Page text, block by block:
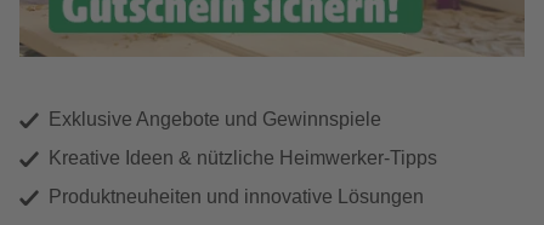
Exklusive Angebote und Gewinnspiele
Kreative Ideen & nützliche Heimwerker-Tipps
Produktneuheiten und innovative Lösungen